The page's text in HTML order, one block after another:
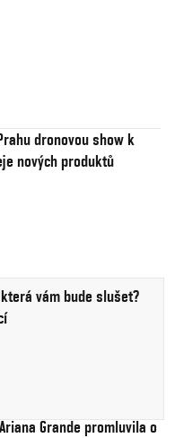
dronovou show k
nových produktů
vám bude slušet?
Grande promluvila o